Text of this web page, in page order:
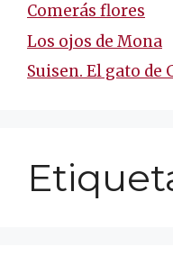
Comerás flores
Los ojos de Mona
Suisen. El gato de